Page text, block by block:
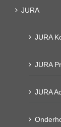
JURA
JURA
JURA
JURA